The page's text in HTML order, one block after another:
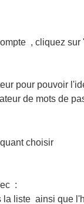
, cliquez
pour pouvoir
de mots de
choisir
:
liste ainsi que